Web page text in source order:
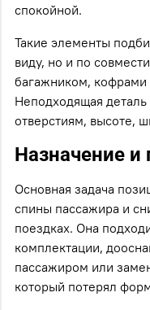
спокойной.
Такие элементы
виду, но и по
багажником,
Неподходящая
отверстиям, высоте,
Назначение
Основная задача
спины пассажира и
поездках. Она
комплектации,
пассажиром или
который потерял